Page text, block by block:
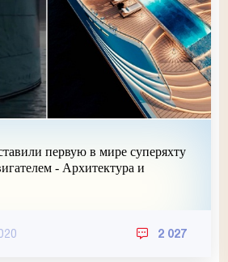
первую в мире суперяхту
- Архитектура и
2 027